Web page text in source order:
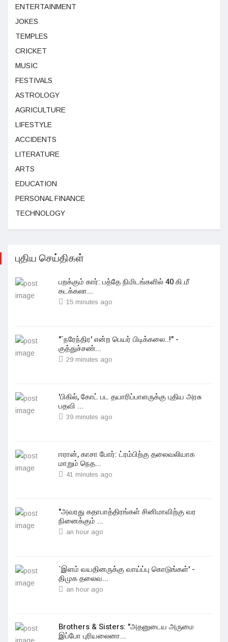
ENTERTAINMENT
JOKES
TEMPLES
CRICKET
MUSIC
FESTIVALS
ASTROLOGY
AGRICULTURE
LIFESTYLE
ACCIDENTS
LITERATURE
ARTS
EDUCATION
PERSONAL FINANCE
TECHNOLOGY
புதிய செய்திகள்
பறக்கும் கார்: பத்தே நிமிடங்களில் 40 கி.மீ
கடக்கலா...
15 minutes ago
"`நரேந்திர' என்ற பெயர் பிடிக்கலை..!" -
குத்துச்சண்...
29 minutes ago
'பிகில், கோட் பட தயாரிப்பாளருக்கு புதிய அரசு
பதவி ...
39 minutes ago
ஈரான், காசா போர்: ட்ரம்பிற்கு தலைவலியாக
மாறும் நெத...
41 minutes ago
"அவரது கதாபாத்திரங்கள் சினிமாவிற்கு வர
நினைக்கும் ...
an hour ago
`இளம் வயதினருக்கு வாய்ப்பு கொடுங்கள்' -
திமுக தலைவ...
an hour ago
Brothers & Sisters: "அதனுடைய அருமை
இப்போ புரியலைனா...